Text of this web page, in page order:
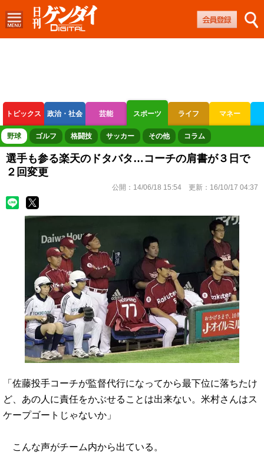
トピックス 政治・社会 芸能 スポーツ ライフ マネー
ボートレース 競輪 オートレース
野球 ゴルフ 格闘技 サッカー その他 コラム
選手も参る楽天のドタバタ…コーチの肩書が３日で
２回変更
公開： 14/06/18 15:54 更新： 16/10/17 04:37
「佐藤投手コーチが監督代行になってから最下位に落ちたけ
ど、あの人に責任をかぶせることは出来ない。米村さんはス
ケープゴートじゃないか」
こんな声がチーム内から出ている。